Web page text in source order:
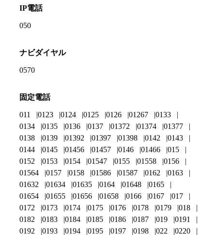
IP電話
050
ナビダイヤル
0570
固定電話
011 0123 0124 0125 0126 01267
0133
0134
0135 0136 0137 01372 01374
01377
0138
0139 01392 01397 01398 0142
0143
0144
0145 01456 01457 0146 01466
015
0152
0153 0154 01547 0155 01558
0156
01564
0157 0158 01586 01587 0162
0163
01632
01634 01635 0164 01648
0165
01654
01655 01656 01658 0166 0167
017
0172
0173 0174 0175 0176 0178 0179
018
0182
0183 0184 0185 0186 0187 019
0191
0192
0193 0194 0195 0197 0198 022 0220